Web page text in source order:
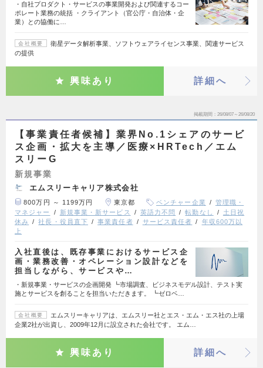
・自社プロダクト・サービスの事業開発および関連するコー
ポレート業務の統括 ・クライアント（官公庁・自治体・企
業）との協働に…
会社概要
衛星データ解析事業、ソフトウェアライセンス事業、関連サービス
の提供
興味あり 詳細へ
掲載期間 26/08/07～26/08/20
【事業責任者候補】業界No.1シェアのサービ
ス企画・拡大を主導／医療×HRTech／エム
スリーG
新規事業
エムスリーキャリア株式会社
800万円 ～ 1199万円 東京都 ベンチャー企業
管理職・
マネジャー
新規事業・新サービス 英語力不問 転勤なし
土日祝
休み
社長・役員直下 事業責任者 サービス責任者
年収600万以
上
入社直後は、既存事業におけるサービス企
画・業務改善・オペレーション設計などを
担当しながら、サービスや…
・新規事業・サービスの企画開発 ┗市場調査、ビジネスモデル設計、テスト実
施とサービスを創ることを担当いただきます。 ┗ゼロベ…
会社概要
エムスリーキャリアは、エムスリー社とエス・エム・エス社の上場
企業2社が出資し、2009年12月に設立された会社です。 エム…
興味あり 詳細へ